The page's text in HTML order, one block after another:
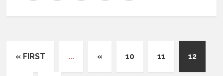
« FIRST ... « 10 11 12